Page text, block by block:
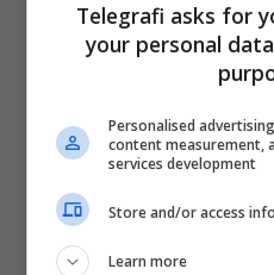
Telegrafi asks for
your personal
Personalised
content measurement,
services development
Store and/or access
Learn more